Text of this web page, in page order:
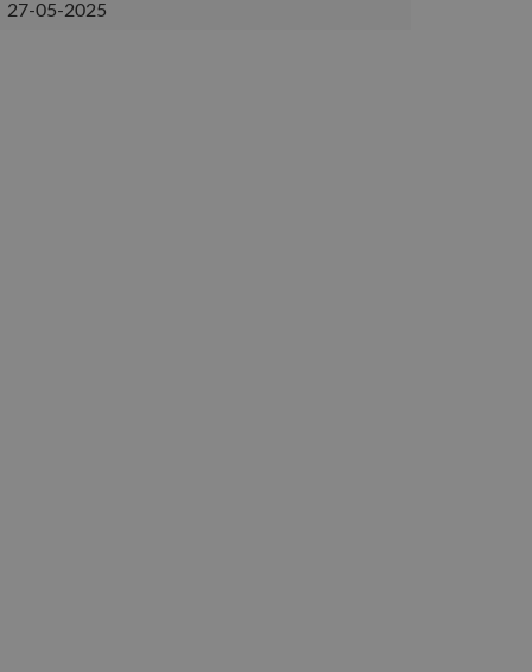
27-05-2025